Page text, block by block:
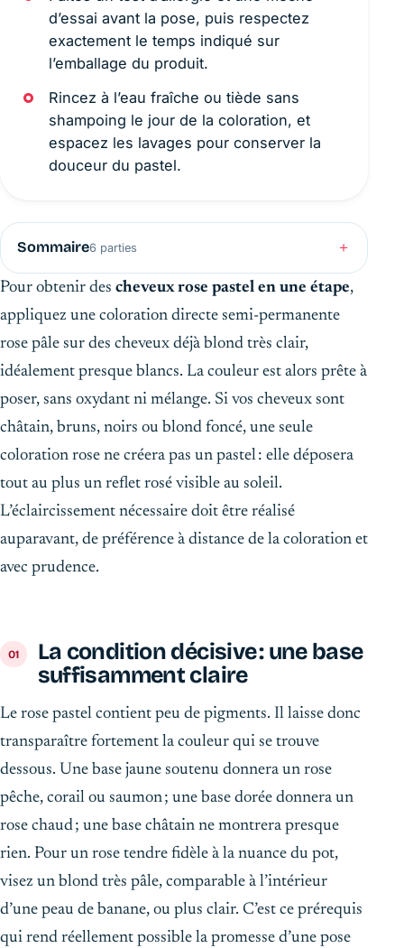
d’essai avant la pose, puis respectez
exactement le temps indiqué sur
l’emballage du produit.
Rincez à l’eau fraîche ou tiède sans
shampoing le jour de la coloration, et
espacez les lavages pour conserver la
douceur du pastel.
Sommaire6 parties
Pour obtenir des cheveux rose pastel en une étape,
appliquez une coloration directe semi-permanente
rose pâle sur des cheveux déjà blond très clair,
idéalement presque blancs. La couleur est alors prête à
poser, sans oxydant ni mélange. Si vos cheveux sont
châtain, bruns, noirs ou blond foncé, une seule
coloration rose ne créera pas un pastel : elle déposera
tout au plus un reflet rosé visible au soleil.
L’éclaircissement nécessaire doit être réalisé
auparavant, de préférence à distance de la coloration et
avec prudence.
La condition décisive : une base
suffisamment claire
Le rose pastel contient peu de pigments. Il laisse donc
transparaître fortement la couleur qui se trouve
dessous. Une base jaune soutenu donnera un rose
pêche, corail ou saumon ; une base dorée donnera un
rose chaud ; une base châtain ne montrera presque
rien. Pour un rose tendre fidèle à la nuance du pot,
visez un blond très pâle, comparable à l’intérieur
d’une peau de banane, ou plus clair. C’est ce prérequis
qui rend réellement possible la promesse d’une pose